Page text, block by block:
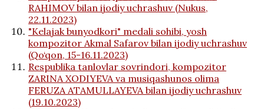
RAHIMOV bilan ijodiy uchrashuv (Nukus,
22.11.2023)
"Kelajak bunyodkori" medali sohibi, yosh
kompozitor Akmal Safarov bilan ijodiy uchrashuv
(Qo‘qon, 15-16.11.2023)
Respublika tanlovlar sovrindori, kompozitor
ZARINA XODIYEVA va musiqashunos olima
FERUZA ATAMULLAYEVA bilan ijodiy uchrashuv
(19.10.2023)